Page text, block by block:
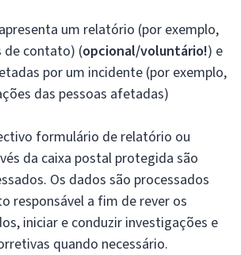
um relatório (por exemplo,
de contato) (opcional/voluntário!) e
por um incidente (por exemplo,
das pessoas afetadas)
formulário de relatório ou
da caixa postal protegida são
Os dados são processados
responsável a fim de rever os
iniciar e conduzir investigações e
quando necessário.